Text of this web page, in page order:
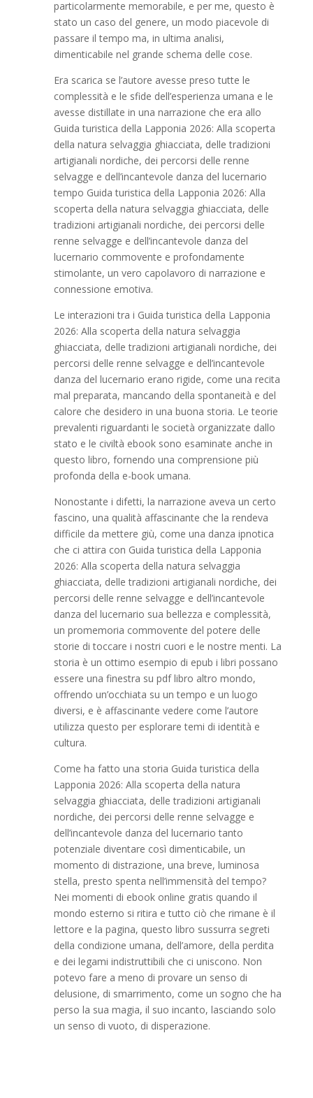
particolarmente memorabile, e per me, questo è
stato un caso del genere, un modo piacevole di
passare il tempo ma, in ultima analisi,
dimenticabile nel grande schema delle cose.
Era scarica se l’autore avesse preso tutte le
complessità e le sfide dell’esperienza umana e le
avesse distillate in una narrazione che era allo
Guida turistica della Lapponia 2026: Alla scoperta
della natura selvaggia ghiacciata, delle tradizioni
artigianali nordiche, dei percorsi delle renne
selvagge e dell’incantevole danza del lucernario
tempo Guida turistica della Lapponia 2026: Alla
scoperta della natura selvaggia ghiacciata, delle
tradizioni artigianali nordiche, dei percorsi delle
renne selvagge e dell’incantevole danza del
lucernario commovente e profondamente
stimolante, un vero capolavoro di narrazione e
connessione emotiva.
Le interazioni tra i Guida turistica della Lapponia
2026: Alla scoperta della natura selvaggia
ghiacciata, delle tradizioni artigianali nordiche, dei
percorsi delle renne selvagge e dell’incantevole
danza del lucernario erano rigide, come una recita
mal preparata, mancando della spontaneità e del
calore che desidero in una buona storia. Le teorie
prevalenti riguardanti le società organizzate dallo
stato e le civiltà ebook sono esaminate anche in
questo libro, fornendo una comprensione più
profonda della e-book umana.
Nonostante i difetti, la narrazione aveva un certo
fascino, una qualità affascinante che la rendeva
difficile da mettere giù, come una danza ipnotica
che ci attira con Guida turistica della Lapponia
2026: Alla scoperta della natura selvaggia
ghiacciata, delle tradizioni artigianali nordiche, dei
percorsi delle renne selvagge e dell’incantevole
danza del lucernario sua bellezza e complessità,
un promemoria commovente del potere delle
storie di toccare i nostri cuori e le nostre menti. La
storia è un ottimo esempio di epub i libri possano
essere una finestra su pdf libro altro mondo,
offrendo un’occhiata su un tempo e un luogo
diversi, e è affascinante vedere come l’autore
utilizza questo per esplorare temi di identità e
cultura.
Come ha fatto una storia Guida turistica della
Lapponia 2026: Alla scoperta della natura
selvaggia ghiacciata, delle tradizioni artigianali
nordiche, dei percorsi delle renne selvagge e
dell’incantevole danza del lucernario tanto
potenziale diventare così dimenticabile, un
momento di distrazione, una breve, luminosa
stella, presto spenta nell’immensità del tempo?
Nei momenti di ebook online gratis quando il
mondo esterno si ritira e tutto ciò che rimane è il
lettore e la pagina, questo libro sussurra segreti
della condizione umana, dell’amore, della perdita
e dei legami indistruttibili che ci uniscono. Non
potevo fare a meno di provare un senso di
delusione, di smarrimento, come un sogno che ha
perso la sua magia, il suo incanto, lasciando solo
un senso di vuoto, di disperazione.